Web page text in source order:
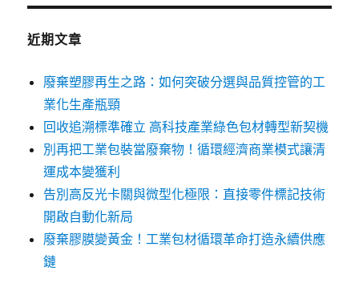
近期文章
廢棄塑膠再生之路：如何突破分選與品質控管的工
業化生產瓶頸
回收追溯標準確立 高科技產業綠色包材轉型新契機
別再把工業包裝當廢棄物！循環經濟商業模式讓清
運成本變獲利
告別高反光卡關與微型化極限：直接零件標記技術
開啟自動化新局
廢棄膠膜變黃金！工業包材循環革命打造永續供應
鏈